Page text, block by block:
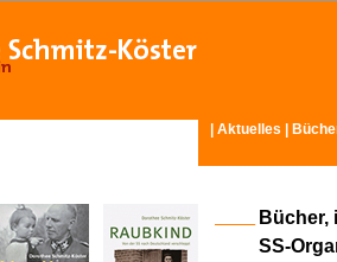
Aktuelles
Bücher,
SS-